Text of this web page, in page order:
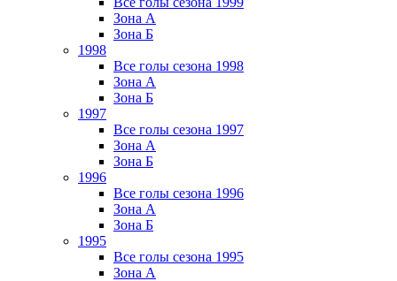
Зона А
Зона Б
1998
Все голы сезона 1998
Зона А
Зона Б
1997
Все голы сезона 1997
Зона А
Зона Б
1996
Все голы сезона 1996
Зона А
Зона Б
1995
Все голы сезона 1995
Зона А